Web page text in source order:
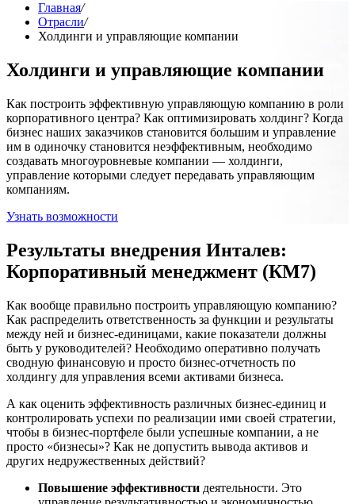
Главная/
Отрасли/
Холдинги и управляющие компании
Холдинги и управляющие компании
Как построить эффективную управляющую компанию в роли
корпоративного центра? Как оптимизировать холдинг? Когда
бизнес наших заказчиков становится большим и управление
им в одиночку становится неэффективным, необходимо
создавать многоуровневые компании — холдинги,
управление которыми следует передавать управляющим
компаниям.
Узнать возможности
Результаты внедрения Инталев:
Корпоративный менеджмент (КМ7)
Как вообще правильно построить управляющую компанию?
Как распределить ответственность за функции и результаты
между ней и бизнес-единицами, какие показатели должны
быть у руководителей? Необходимо оперативно получать
сводную финансовую и просто бизнес-отчетность по
холдингу для управления всеми активами бизнеса.
А как оценить эффективность различных бизнес-единиц и
контролировать успехи по реализации ими своей стратегии,
чтобы в бизнес-портфеле были успешные компании, а не
просто «бизнесы»? Как не допустить вывода активов и
других недружественных действий?
Повышение эффективности деятельности. Это